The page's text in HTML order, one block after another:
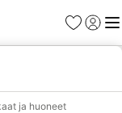
Suosikit
ja huoneet